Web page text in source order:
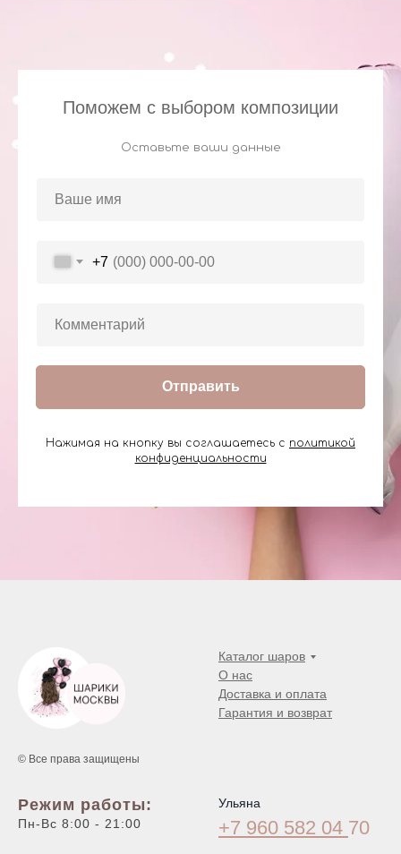
Поможем с выбором композиции
Оставьте ваши данные
+7
Отправить
Нажимая на кнопку вы соглашаетесь с политикой
конфиденциальности
© Все права защищены
Каталог шаров
О нас
Доставка и оплата
Гарантия и возврат
Режим работы:
Пн-Вс 8:00 - 21:00
Ульяна
+7 960 582 04 70